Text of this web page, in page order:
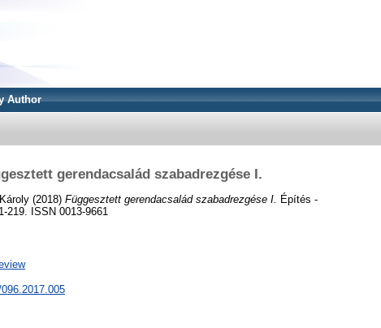
Author
gerendacsalád szabadrezgése I.
(2018) Függesztett gerendacsalád szabadrezgése I. Építés -
219. ISSN 0013-9661